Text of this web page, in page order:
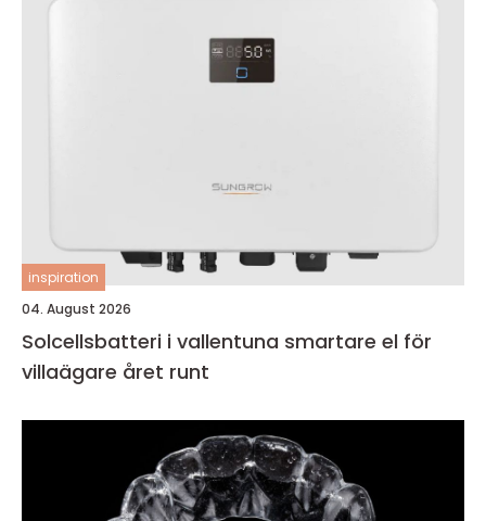
inspiration
04. August 2026
Solcellsbatteri i vallentuna smartare el för
villaägare året runt